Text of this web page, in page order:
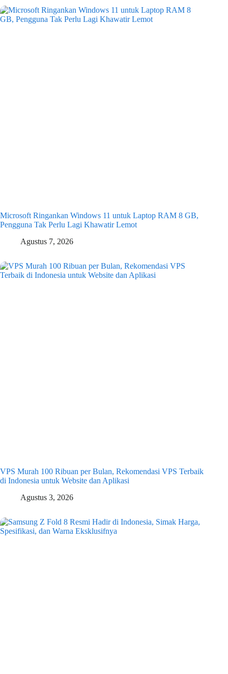
Microsoft Ringankan Windows 11 untuk Laptop RAM 8 GB,
Pengguna Tak Perlu Lagi Khawatir Lemot
Agustus 7, 2026
VPS Murah 100 Ribuan per Bulan, Rekomendasi VPS Terbaik
di Indonesia untuk Website dan Aplikasi
Agustus 3, 2026